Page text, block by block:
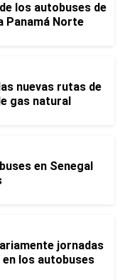
los autobuses de
Panamá Norte
nuevas rutas de
gas natural
en Senegal
jornadas
los autobuses